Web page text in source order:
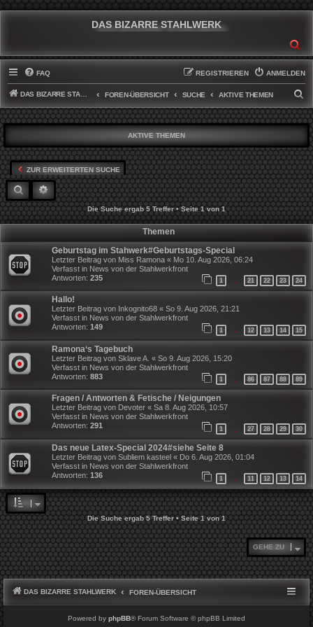
DAS BIZARRE STAHLWERK
FAQ ANMELDEN
REGISTRIEREN
DAS BIZARRE STAHLWERK FOREN-ÜBERSICHT SUCHE AKTIVE THEMEN
U
C
H
E
AKTIVE THEMEN
ZUR ERWEITERTEN SUCHE
SUCHE ERWEITERTE SUCHE
Die Suche ergab 5 Treffer • Seite1von1
Themen
Geburtstag im Stahwerk#Geburtstags-Special
Letzter Beitrag von Miss Ramona « Mo 10. Aug 2026, 06:24
Verfasst in News von der Stahlwerkfront
Antworten: 235 1 21 22 23 24
Hallo!
Letzter Beitrag von Inkognito68 « So 9. Aug 2026, 21:21
Verfasst in News von der Stahlwerkfront
Antworten: 149 1 … 12 13 14 15
Ramona‘s Tagebuch
Letzter Beitrag von Sklave A. « So 9. Aug 2026, 15:20
Verfasst in News von der Stahlwerkfront
Antworten: 883 1 86 87 88 89
Fragen / Antworten & Fetische / Neigungen
Letzter Beitrag von Devoter « Sa 8. Aug 2026, 10:57
Verfasst in News von der Stahlwerkfront
Antworten: 291 1 27 28 29 30
Das neue Latex-Special 2024#siehe Seite 8
Letzter Beitrag von Subliem kasteel « Do 6. Aug 2026, 01:04
Verfasst in News von der Stahlwerkfront
Antworten: 136 1 … 11 12 13 14
Die Suche ergab 5 Treffer • Seite1von 1
GEHE ZU
DAS BIZARRE STAHLWERK FOREN-ÜBERSICHT
Powered by phpBB® Forum Software © phpBB Limited